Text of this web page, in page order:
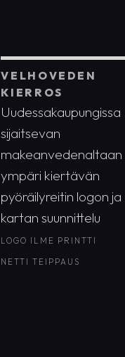
VELHOVEDEN
KIERROS
Uudessakaupungissa
sijaitsevan
makeanvedenaltaan
ympäri kiertävän
pyöräilyreitin logon ja
kartan suunnittelu
LOGO ILME PRINTTI
NETTI TEIPPAUS